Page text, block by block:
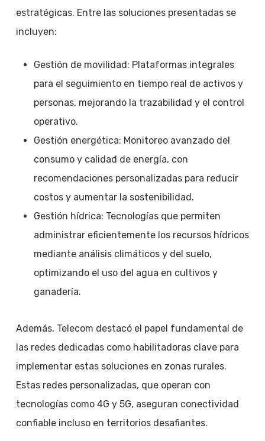
estratégicas. Entre las soluciones presentadas se
incluyen:
Gestión de movilidad: Plataformas integrales
para el seguimiento en tiempo real de activos y
personas, mejorando la trazabilidad y el control
operativo.
Gestión energética: Monitoreo avanzado del
consumo y calidad de energía, con
recomendaciones personalizadas para reducir
costos y aumentar la sostenibilidad.
Gestión hídrica: Tecnologías que permiten
administrar eficientemente los recursos hídricos
mediante análisis climáticos y del suelo,
optimizando el uso del agua en cultivos y
ganadería.
Además, Telecom destacó el papel fundamental de
las redes dedicadas como habilitadoras clave para
implementar estas soluciones en zonas rurales.
Estas redes personalizadas, que operan con
tecnologías como 4G y 5G, aseguran conectividad
confiable incluso en territorios desafiantes.